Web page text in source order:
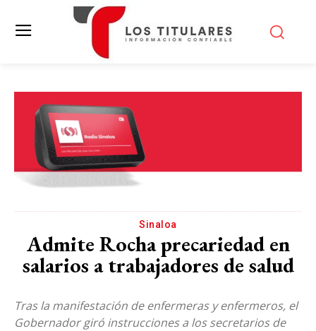
Sinaloa
Admite Rocha precariedad en
salarios a trabajadores de salud
Tras la manifestación de enfermeras y enfermeros, el
Gobernador giró instrucciones a los secretarios de